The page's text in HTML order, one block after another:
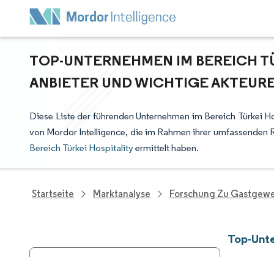
TOP-UNTERNEHMEN IM BEREICH
ANBIETER UND WICHTIGE
Diese Liste der führenden Unternehmen im Bereich Türkei
von Mordor Intelligence, die im Rahmen ihrer
Bereich Türkei Hospitalityermittelt haben.
Startseite Marktanalyse Forschung Zu
Top-